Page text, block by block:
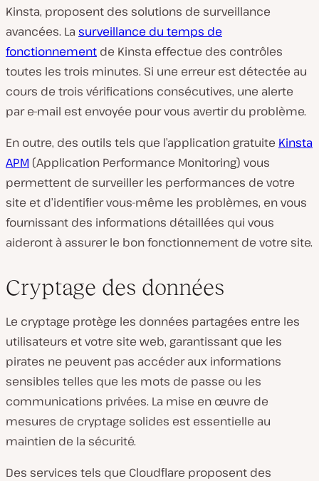
Kinsta, proposent des solutions de surveillance
avancées. La surveillance du temps de
fonctionnement de Kinsta effectue des contrôles
toutes les trois minutes. Si une erreur est détectée au
cours de trois vérifications consécutives, une alerte
par e-mail est envoyée pour vous avertir du problème.
En outre, des outils tels que l’application gratuite Kinsta
APM (Application Performance Monitoring) vous
permettent de surveiller les performances de votre
site et d’identifier vous-même les problèmes, en vous
fournissant des informations détaillées qui vous
aideront à assurer le bon fonctionnement de votre site.
Cryptage des données
Le cryptage protège les données partagées entre les
utilisateurs et votre site web, garantissant que les
pirates ne peuvent pas accéder aux informations
sensibles telles que les mots de passe ou les
communications privées. La mise en œuvre de
mesures de cryptage solides est essentielle au
maintien de la sécurité.
Des services tels que Cloudflare proposent des